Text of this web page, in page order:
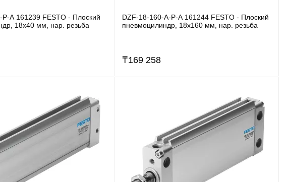
A 161239 FESTO - Плоский
18x40 мм, нар. резьба
DZF-18-160-A-P-A 161244 FESTO - Плоский
пневмоцилиндр, 18x160 мм, нар. резьба
₸169 258